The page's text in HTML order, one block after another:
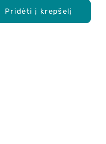
Pridėti į krepšelį